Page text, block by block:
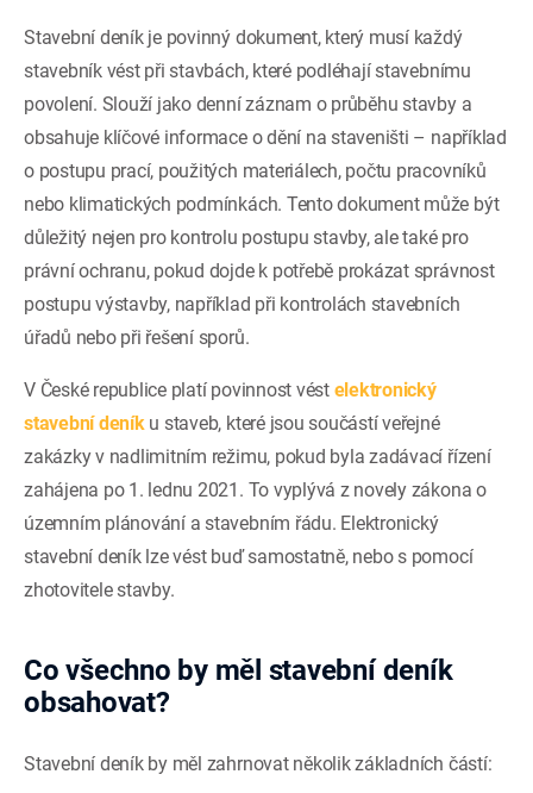
Stavební deník je povinný dokument, který musí každý
stavebník vést při stavbách, které podléhají stavebnímu
povolení. Slouží jako denní záznam o průběhu stavby a
obsahuje klíčové informace o dění na staveništi – například
o postupu prací, použitých materiálech, počtu pracovníků
nebo klimatických podmínkách. Tento dokument může být
důležitý nejen pro kontrolu postupu stavby, ale také pro
právní ochranu, pokud dojde k potřebě prokázat správnost
postupu výstavby, například při kontrolách stavebních
úřadů nebo při řešení sporů.
V České republice platí povinnost vést elektronický
stavební deníku staveb, které jsou součástí veřejné
zakázky v nadlimitním režimu, pokud byla zadávací řízení
zahájena po 1. lednu 2021. To vyplývá z novely zákona o
územním plánování a stavebním řádu. Elektronický
stavební deník lze vést buď samostatně, nebo s pomocí
zhotovitele stavby.
Co všechno by měl stavební deník
obsahovat?
Stavební deník by měl zahrnovat několik základních částí: